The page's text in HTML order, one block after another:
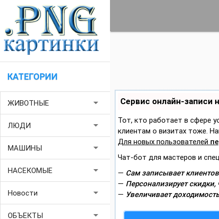
КАТЕГОРИИ
ЖИВОТНЫЕ arrow_drop_down
ЛЮДИ arrow_drop_down
МАШИНЫ arrow_drop_down
НАСЕКОМЫЕ arrow_drop_down
Новости arrow_drop_down
ОБЪЕКТЫ arrow_drop_down
Сервис онлайн-записи
Тот, кто работает в сфере
клиентам о визитах тоже.
Для новых пользователей
Чат-бот для мастеров и
— Сам записывает
— Персонализирует
— Увеличивает